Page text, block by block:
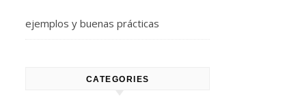
ejemplos y buenas prácticas
CATEGORIES